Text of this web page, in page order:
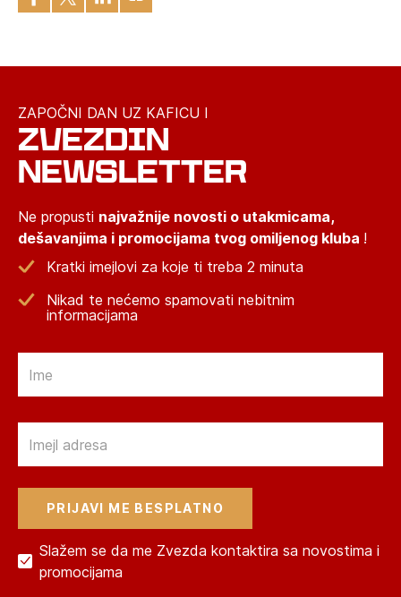
ZAPOČNI DAN UZ KAFICU I
ZVEZDIN
NEWSLETTER
Ne propusti najvažnije novosti o utakmicama,
dešavanjima i promocijama tvog omiljenog kluba !
Kratki imejlovi za koje ti treba 2 minuta
Nikad te nećemo spamovati nebitnim
informacijama
Slažem se da me Zvezda kontaktira sa novostima i
promocijama